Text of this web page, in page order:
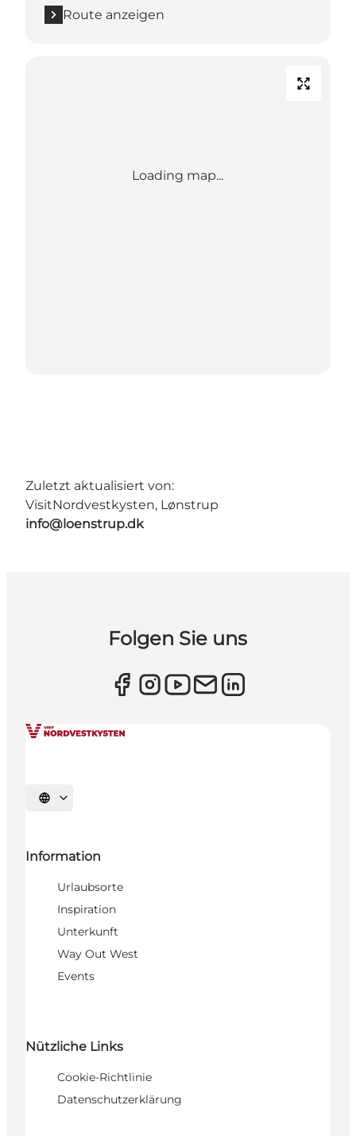
Route anzeigen
Loading map...
Zuletzt aktualisiert von:
VisitNordvestkysten, Lønstrup
info@loenstrup.dk
Folgen Sie uns
Sprache auswählen
Information
Urlaubsorte
Inspiration
Unterkunft
Way Out West
Events
Nützliche Links
Cookie-Richtlinie
Datenschutzerklärung